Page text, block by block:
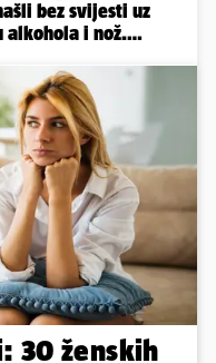
30 ženskih